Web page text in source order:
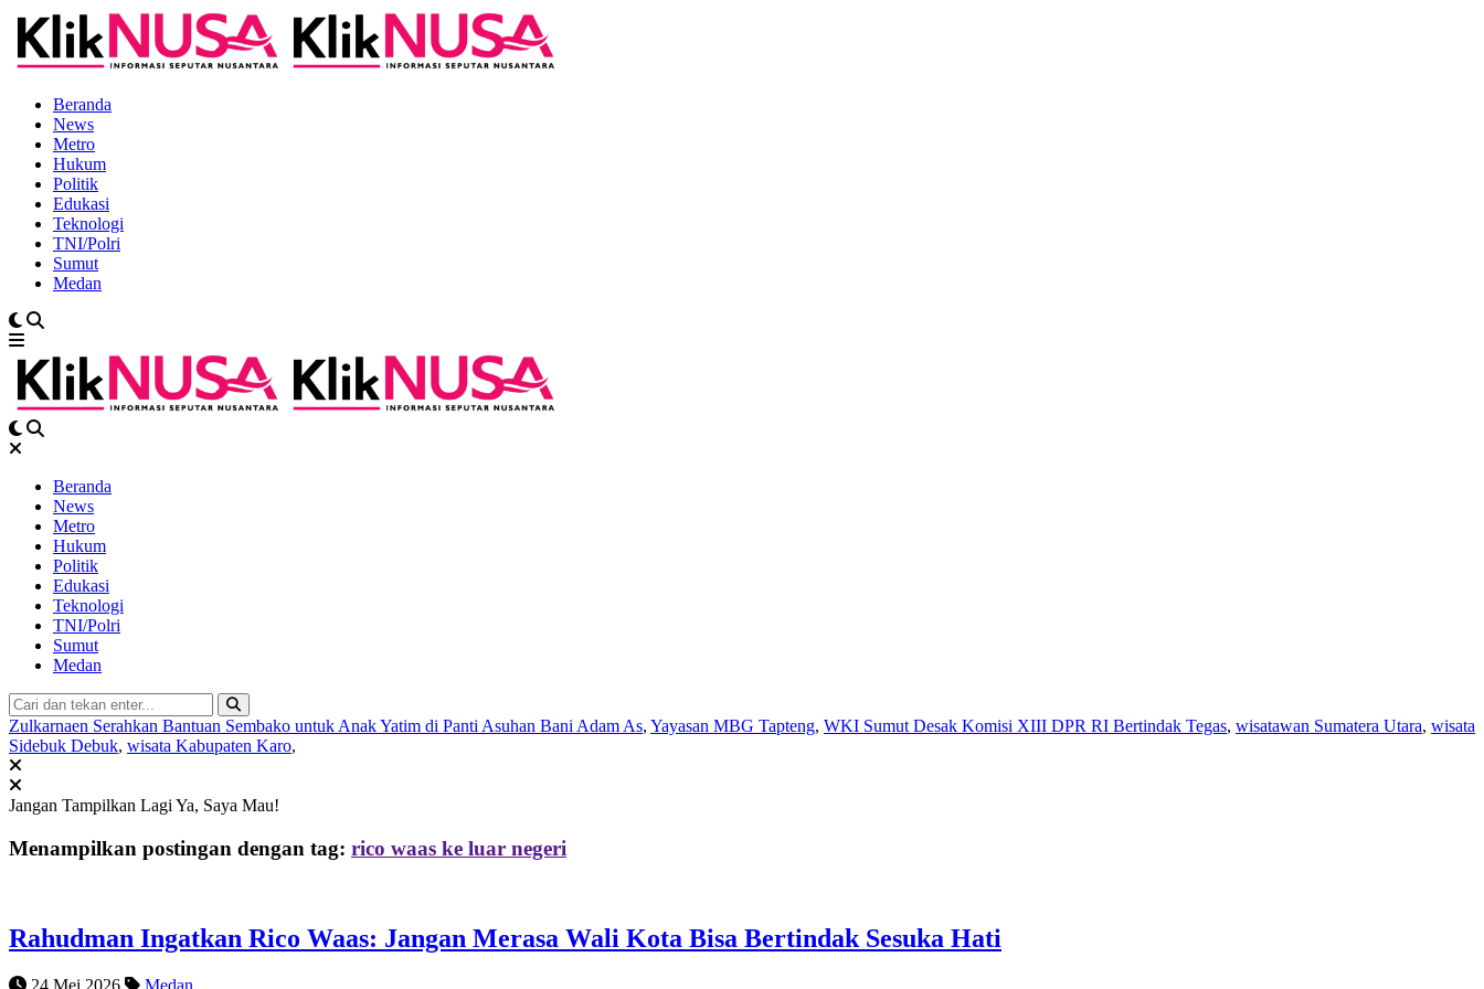
Beranda
News
Metro
Hukum
Politik
Edukasi
Teknologi
TNI/Polri
Sumut
Medan
Beranda
News
Metro
Hukum
Politik
Edukasi
Teknologi
TNI/Polri
Sumut
Medan
Zulkarnaen Serahkan Bantuan Sembako untuk Anak Yatim di Panti Asuhan Bani Adam As, Yayasan MBG Tapteng, WKI Sumut Desak Komisi XIII DPR RI Bertindak Tegas, wisatawan Sumatera Utara, wisata
Sidebuk Debuk, wisata Kabupaten Karo,
Jangan Tampilkan Lagi Ya, Saya Mau!
Menampilkan postingan dengan tag: rico waas ke luar negeri
Rahudman Ingatkan Rico Waas: Jangan Merasa Wali Kota Bisa Bertindak Sesuka Hati
24 Mei 2026 Medan